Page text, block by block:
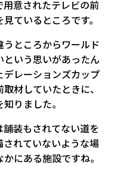
意されたテレビの前
ているところです。
ところからワールド
いう思いがあったん
レーションズカップ
材していたときに、
りました。
装もされてない道を
れていないような場
にある施設ですね。